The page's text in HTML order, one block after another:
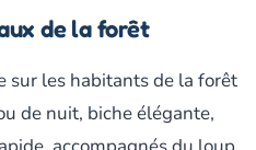
de la forêt
sur les habitants de la forêt
de nuit, biche élégante,